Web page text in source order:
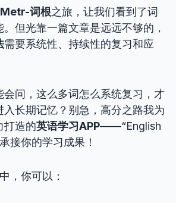
词根之旅，让我们看到了词
但光靠一篇文章是远远不够的，
需要系统性、持续性的复习和应
会问，这么多词怎么系统复习，才
长期记忆？别急，高分之路我为
打造的英语学习APP——“English
接你的学习成果！
，你可以：